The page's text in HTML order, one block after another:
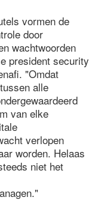
vormen de
door
wachtwoorden
president security
"Omdat
alle
van elke
verlopen
worden. Helaas
niet het